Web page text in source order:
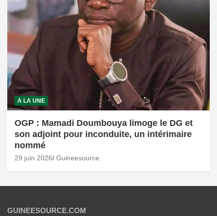
A LA UNE
OGP : Mamadi Doumbouya limoge le DG et
son adjoint pour inconduite, un intérimaire
nommé
29 juin 2026 Guineesource
GUINEESOURCE.COM